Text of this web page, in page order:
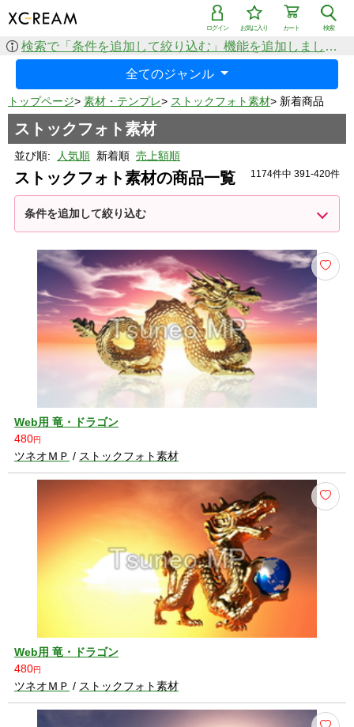
検索
カート
お気に入り
ログイン
検索で「条件を追加して絞り込む」機能を追加しました！
全てのジャンル
トップページ> 素材・テンプレ> ストックフォト素材> 新着商品
ストックフォト素材
並び順: 人気順 新着順 売上額順
ストックフォト素材の商品一覧 1174件中 391-420件
条件を追加して絞り込む
Web用 竜・ドラゴン
480円
ツネオＭＰ / ストックフォト素材
Web用 竜・ドラゴン
480円
ツネオＭＰ / ストックフォト素材